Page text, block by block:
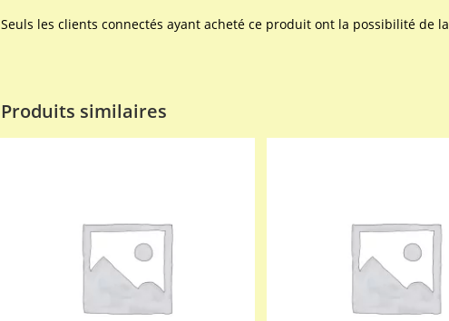
Seuls les clients connectés ayant acheté ce produit ont la possibilité de
Produits similaires